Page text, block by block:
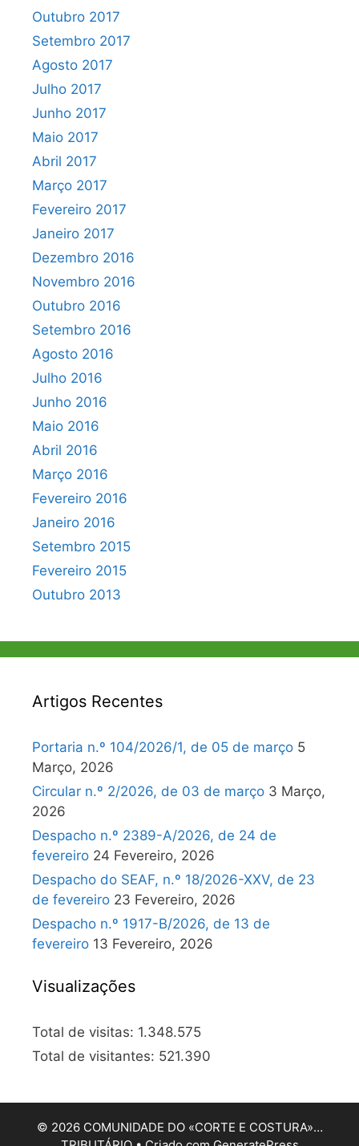
Outubro 2017
Setembro 2017
Agosto 2017
Julho 2017
Junho 2017
Maio 2017
Abril 2017
Março 2017
Fevereiro 2017
Janeiro 2017
Dezembro 2016
Novembro 2016
Outubro 2016
Setembro 2016
Agosto 2016
Julho 2016
Junho 2016
Maio 2016
Abril 2016
Março 2016
Fevereiro 2016
Janeiro 2016
Setembro 2015
Fevereiro 2015
Outubro 2013
Artigos Recentes
Portaria n.º 104/2026/1, de 05 de março 5
Março, 2026
Circular n.º 2/2026, de 03 de março 3 Março,
2026
Despacho n.º 2389-A/2026, de 24 de
fevereiro 24 Fevereiro, 2026
Despacho do SEAF, n.º 18/2026-XXV, de 23
de fevereiro 23 Fevereiro, 2026
Despacho n.º 1917-B/2026, de 13 de
fevereiro 13 Fevereiro, 2026
Visualizações
Total de visitas: 1.348.575
Total de visitantes: 521.390
© 2026 COMUNIDADE DO «CORTE E COSTURA»…